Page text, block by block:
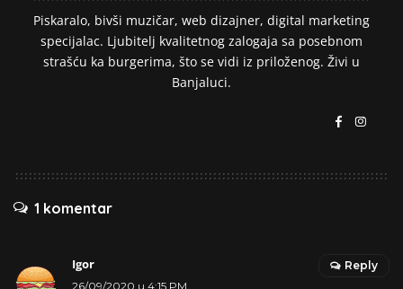
Piskaralo, bivši muzičar, web dizajner, digital marketing
specijalac. Ljubitelj kvalitetnog zalogaja sa posebnom
strašću ka burgerima, što se vidi iz priloženog. Živi u
Banjaluci.
1 komentar
Igor
26/09/2020 u 4:15 PM
Reply